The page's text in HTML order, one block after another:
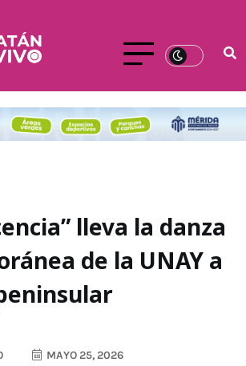
lleva la danza
de la UNAY a
MAYO 25, 2026